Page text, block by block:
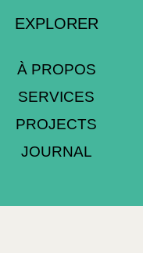
EXPLORER
À PROPOS
SERVICES
PROJECTS
JOURNAL